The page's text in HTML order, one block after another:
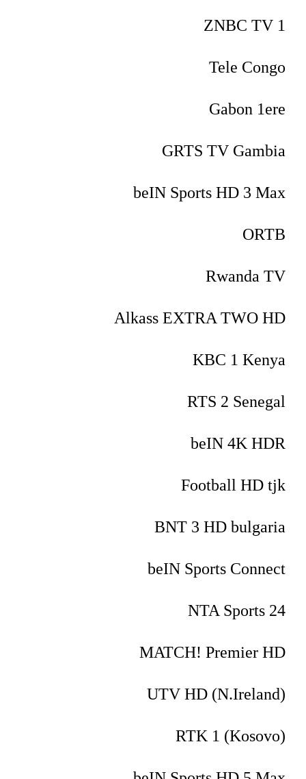
ZNBC TV 1
Tele Congo
Gabon 1ere
GRTS TV Gambia
beIN Sports HD 3 Max
ORTB
Rwanda TV
Alkass EXTRA TWO HD
KBC 1 Kenya
RTS 2 Senegal
beIN 4K HDR
Football HD tjk
BNT 3 HD bulgaria
beIN Sports Connect
NTA Sports 24
MATCH! Premier HD
UTV HD (N.Ireland)
RTK 1 (Kosovo)